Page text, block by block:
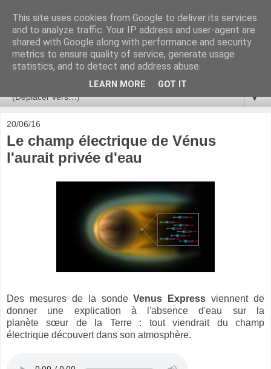
Ça se passe là haut
Astronomie, Astrophysique, Astroparticules, Cosmologie.
L'infini se contemple, indéfiniment. ISSN 2272-5768
▼
20/06/16
Le champ électrique de Vénus
l'aurait privée d'eau
Des mesures de la sondeVenus Express viennent de
donner une explication à l'absence d'eau sur la
planète sœur de la Terre : tout viendrait du champ
électrique découvert dans son atmosphère.
This site uses cookies from Google to deliver its services
and to analyze traffic. Your IP address and user-agent are
shared with Google along with performance and security
metrics to ensure quality of service, generate usage
statistics, and to detect and address abuse.
LEARN MORE GOT IT